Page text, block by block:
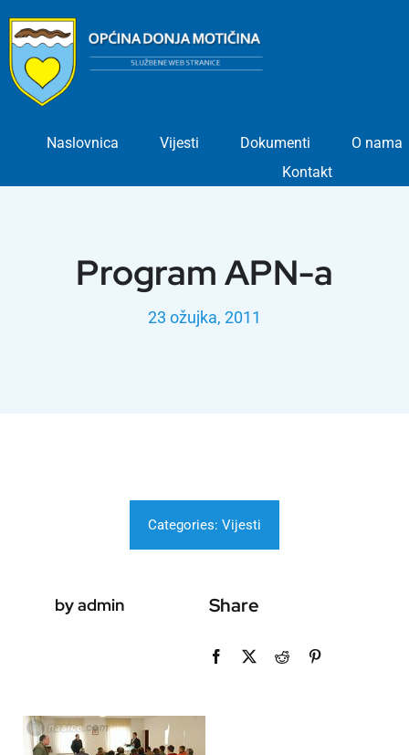
content
Naslovnica Vijesti Dokumenti
O nama
Kontakt
Program APN-a
23 ožujka, 2011
Categories: Vijesti
by admin Share